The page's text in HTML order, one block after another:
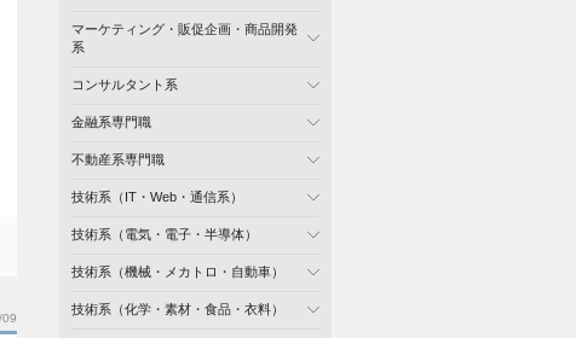
マーケティング・販促企画・商品開発
系
コンサルタント系
金融系専門職
不動産系専門職
技術系（IT・Web・通信系）
技術系（電気・電子・半導体）
技術系（機械・メカトロ・自動車）
技術系（化学・素材・食品・衣料）